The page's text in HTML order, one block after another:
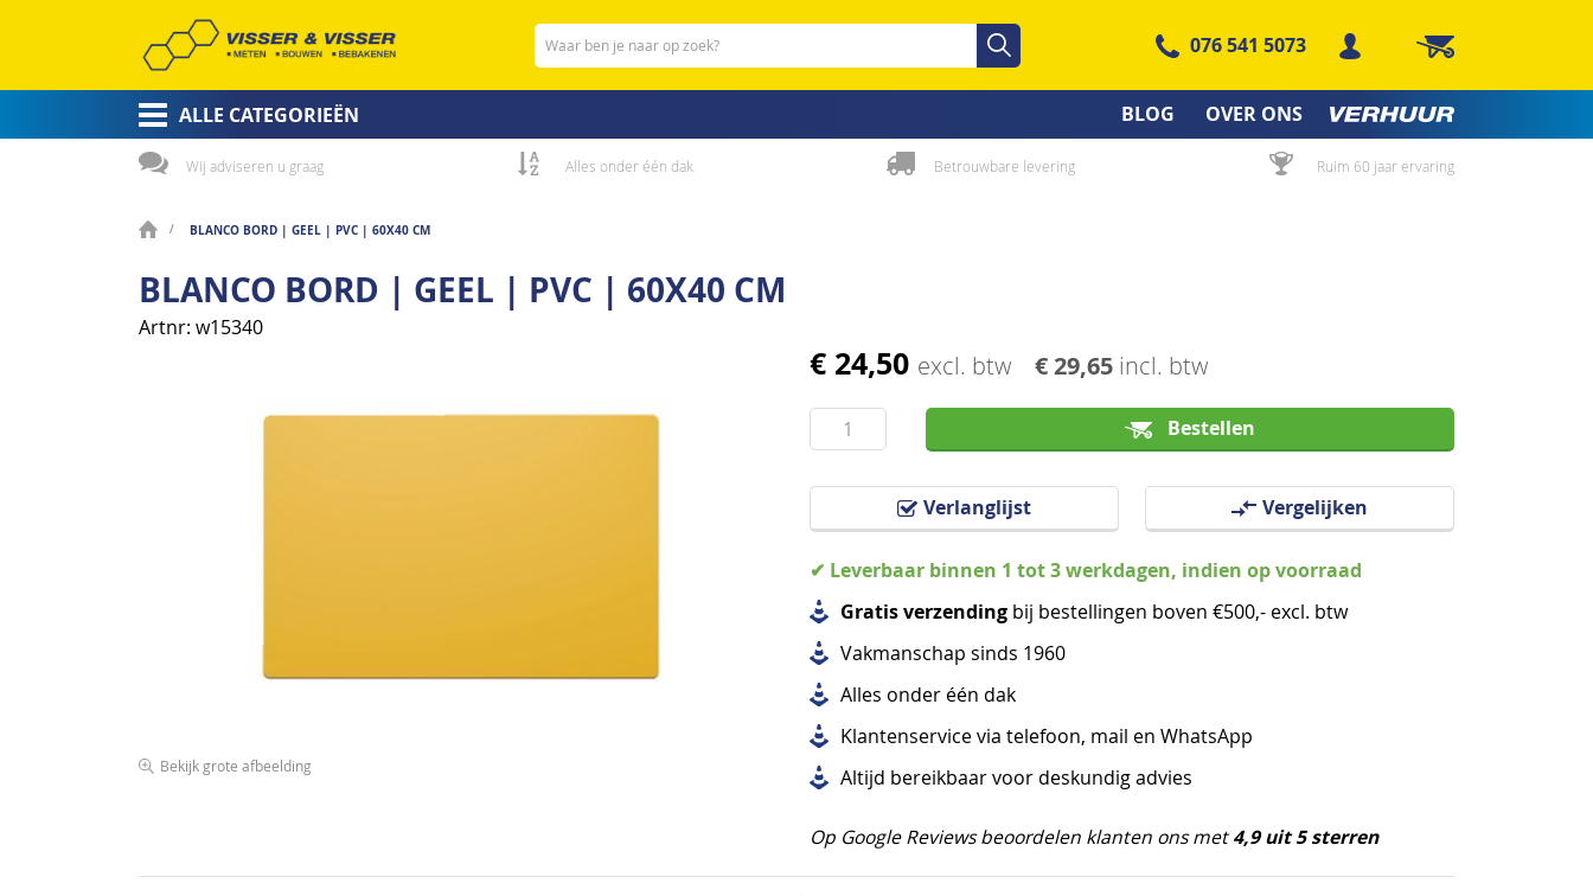
Zoeken Zoeken
076 541 5073 Winkelwagen
ALLE CATEGORIEËN BLOG OVER ONS
Wij adviseren u graag Alles onder één dak Betrouwbare levering Ruim 60 jaar ervaring
BLANCO BORD | GEEL | PVC | 60X40 CM
BLANCO BORD | GEEL | PVC | 60X40 CM
Artnr w15340
€ 24,50 excl. btw € 29,65 incl. btw
Bestellen
Verlanglijst Vergelijken
✔ Leverbaar binnen 1 tot 3 werkdagen, indien op voorraad
Gratis verzending bij bestellingen boven €500,- excl. btw
Vakmanschap sinds 1960
Alles onder één dak
Klantenservice via telefoon, mail en WhatsApp
Altijd bereikbaar voor deskundig advies
Op Google Reviews beoordelen klanten ons met4,9 uit 5 sterren
Bekijk grote afbeelding
Ga